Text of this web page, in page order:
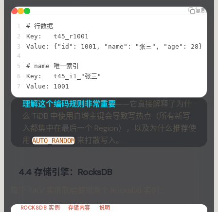
复制
1 # 行数据
2 Key:   t45_r1001
3 Value: {"id": 1001, "name": "张三", "age": 28}
4
5
# name 唯一索引
6 Key:   t45_i1_"张三"
7 Value: 1001
理解这个编码规则非常重要——它直接解释了为什
么 TiDB 中使用自增主键会导致写热点（所有新写
入都集中在最后一个 Region），以及为什么推荐使
用 AUTO_RANDOM来打散写入。
4.4 存储引擎：RocksDB
ROCKSDB 实例 存储内容 说明